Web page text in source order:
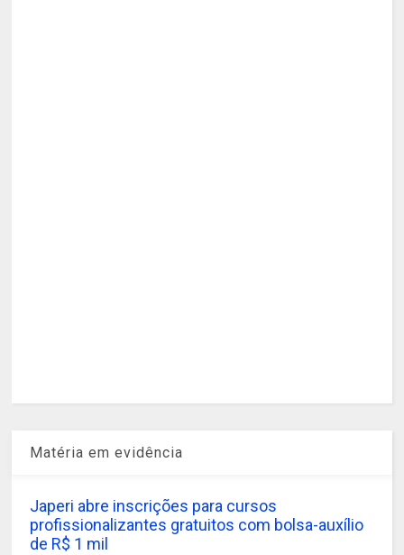
Matéria em evidência
Japeri abre inscrições para cursos
profissionalizantes gratuitos com bolsa-auxílio
de R$ 1 mil